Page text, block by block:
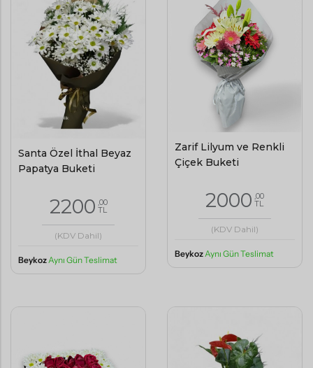
Santa Özel İthal Beyaz
Papatya Buketi
2200 ,00
TL
(KDV Dahil)
BeykozAynı Gün Teslimat
Zarif Lilyum ve Renkli
Çiçek Buketi
2000 ,00
TL
(KDV Dahil)
BeykozAynı Gün Teslimat